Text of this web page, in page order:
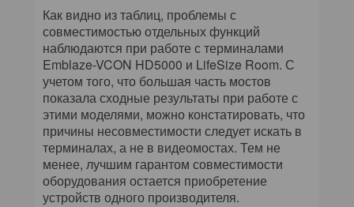
Как видно из таблиц, проблемы с
совместимостью отдельных функций
наблюдаются при работе с терминалами
Emblaze-VCON HD5000 и LifeSize Room. С
учетом того, что большая часть мостов
показала сходные результаты при работе с
этими моделями, можно констатировать, что
причины несовместимости следует искать в
терминалах, а не в видеомостах. Тем не
менее, лучшим гарантом совместимости
оборудования остается приобретение
устройств одного производителя.